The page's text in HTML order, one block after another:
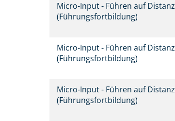
Micro-Input - Führen auf Distanz
(Führungsfortbildung)
Micro-Input - Führen auf Distanz
(Führungsfortbildung)
Micro-Input - Führen auf Distanz
(Führungsfortbildung)